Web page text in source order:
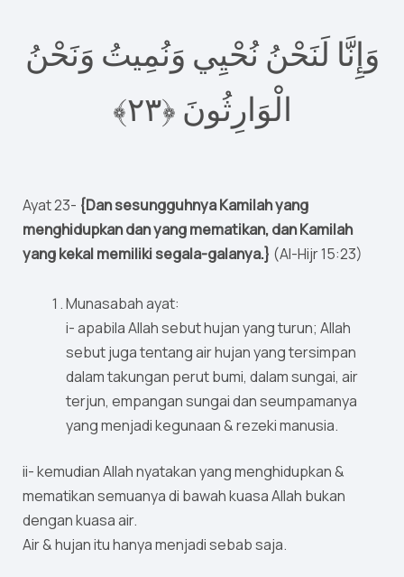
وَإِنَّا لَنَحْنُ نُحْيِي وَنُمِيتُ وَنَحْنُ
الْوَارِثُونَ ‎﴿٣٢﴾‏
Ayat 23- {Dan sesungguhnya Kamilah yang
menghidupkan dan yang mematikan, dan Kamilah
yang kekal memiliki segala-galanya.} (Al-Hijr 15:23)
Munasabah ayat:
i- apabila Allah sebut hujan yang turun; Allah
sebut juga tentang air hujan yang tersimpan
dalam takungan perut bumi, dalam sungai, air
terjun, empangan sungai dan seumpamanya
yang menjadi kegunaan & rezeki manusia.
ii- kemudian Allah nyatakan yang menghidupkan &
mematikan semuanya di bawah kuasa Allah bukan
dengan kuasa air.
Air & hujan itu hanya menjadi sebab saja.